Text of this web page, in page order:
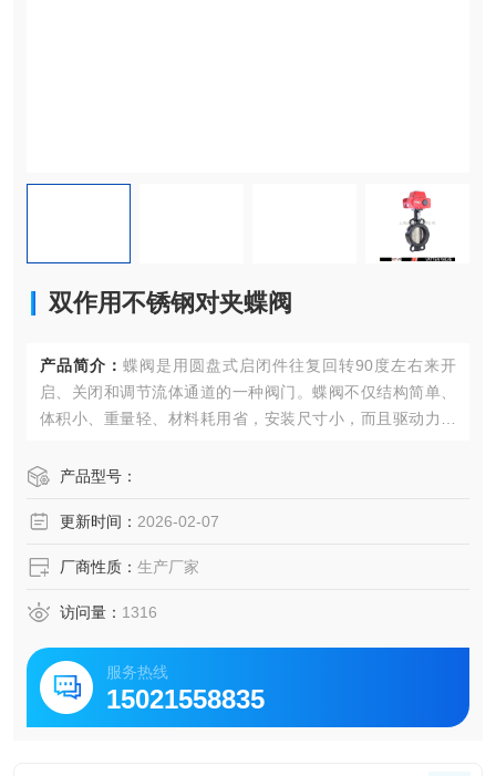
双作用不锈钢对夹蝶阀
产品简介： 蝶阀是用圆盘式启闭件往复回转90度左右来开
启、关闭和调节流体通道的一种阀门。蝶阀不仅结构简单、
体积小、重量轻、材料耗用省，安装尺寸小，而且驱动力矩
能和关闭密封特性，是近十几年来发展Z快的阀门品种之一。
产品型号：
更新时间： 2026-02-07
厂商性质： 生产厂家
访问量： 1316
服务热线
15021558835